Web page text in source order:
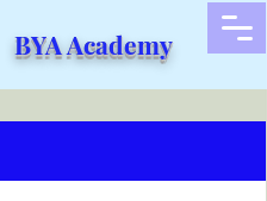
BYA Academy